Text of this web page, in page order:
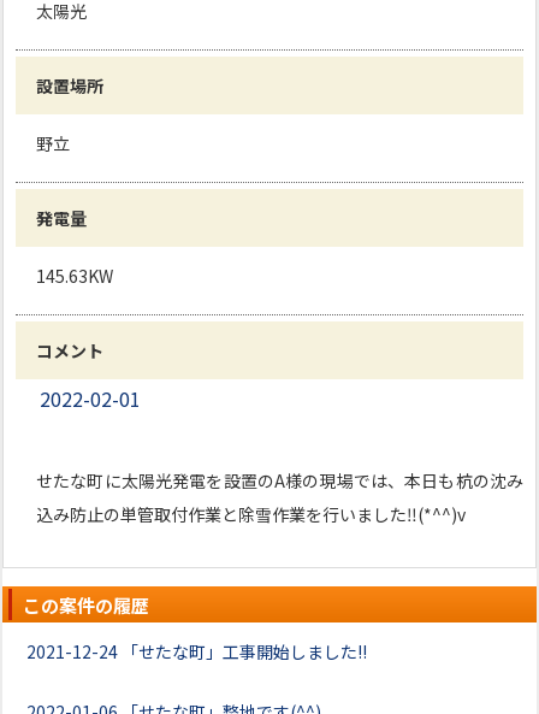
太陽光
設置場所
野立
発電量
145.63KW
コメント
2022-02-01
せたな町に太陽光発電を設置のA様の現場では、本日も杭の沈み
込み防止の単管取付作業と除雪作業を行いました‼(*^^)v
この案件の履歴
2021-12-24 「せたな町」工事開始しました!!